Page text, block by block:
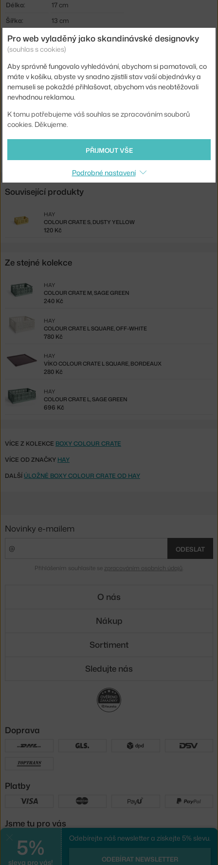
Délka:
17 cm
Šířka:
13 cm
Typ / rozměr:
Mini (set 2ks)
Barva:
žlutá
Materiál:
recyklovaný plast
Kód produktu
HAY-AE358-A668-AG19
EAN
5710441420057
Ste zo Slovenska? Prejdite na
Související produkty
COLOUR CRATE S, DUSTY YELLOW
HAY
120 Kč
Ze stejné kolekce
COLOUR CRATE M, SAGE GREEN
HAY
240 Kč
COLOUR CRATE L SQUARE, OFF-WHITE
HAY
780 Kč
VÍKO COLOUR CRATE L SQUARE, BORDEAUX
HAY
280 Kč
COLOUR CRATE L, SAGE GREEN
HAY
696 Kč
VÍCE Z KOLEKCE BOXY COLOUR CRATE
VÍCE OD ZNAČKY HAY
DALŠÍ ÚLOŽNÉ BOXY COLOUR CRATE OD HAY
Pro web vyladěný jako skandinávské designovky
(souhlas s cookies)
Aby správně fungovalo vyhledávání, abychom si pamatovali, co
máte v košíku, abyste vy snadno zjistili stav vaší objednávky a
nemuseli se pokaždé přihlašovat, abychom vás neobtěžovali
nevhodnou reklamou.
K tomu potřebujeme váš souhlas se zpracováním souborů
cookies. Děkujeme.
PŘIJMOUT VŠE
Podrobné nastavení
5%
sleva pro vás!
Odebírejte náš newsletter a získejte 5% slevu.
ODEBÍRAT NEWSLETTER
Novinky e-mailem
ODESLAT
Přihlášením souhlasíte se zpracováním osobních údajů
O nás
Nákup
Sortiment
Sledujte nás
Doprava
Platby
Jsme tu pro vás
e-shop na míruod